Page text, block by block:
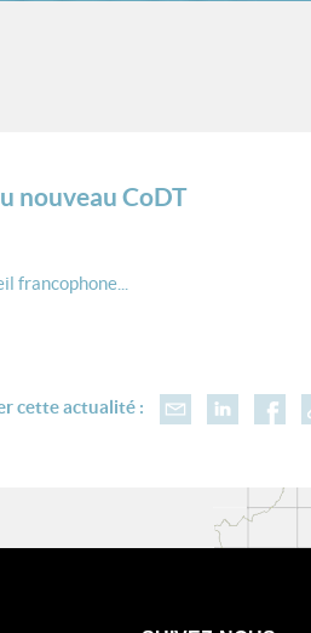
nouveau CoDT
francophone...
cette actualité :